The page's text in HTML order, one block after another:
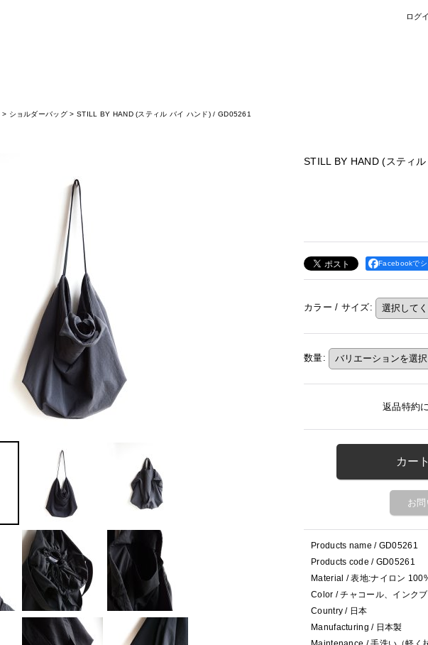
ログ
> ショルダーバッグ > STILL BY HAND (スティル バイ ハンド) / GD05261
STILL BY HAND (スティ
Facebookでシ
カラー / サイズ:
数量:
返品特約
お
Products name / GD05261
Products code / GD05261
Material / 表地:ナイロン
Color / チャコール、インク
Country / 日本
Manufacturing / 日本製